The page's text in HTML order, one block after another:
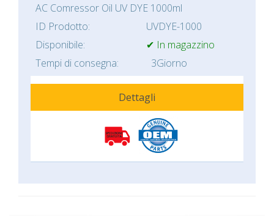
AC Comressor Oil UV DYE 1000ml
ID Prodotto:
UVDYE-1000
Disponibile:
✔ In magazzino
Tempi di consegna:
3Giorno
Dettagli